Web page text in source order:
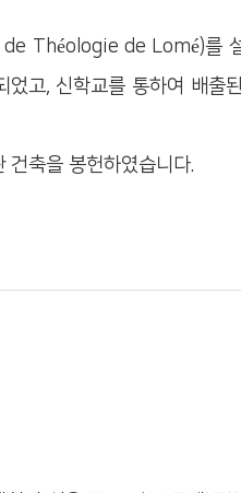
de Théologie de Lomé)를
고, 신학교를 통하여 배출
축을 봉헌하였습니다.